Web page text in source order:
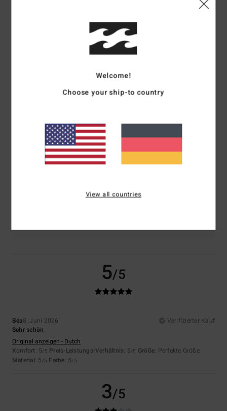
Durchschnittliche Bewertung
4.0/5
0% unserer Kunden empfehlen dieses Produkt
5.0
Größe
Material
5/5
Bea8. Juni 2026
Verifizierter Kauf
Sehr schön
Original anzeigen - Dutch
Komfort: 5/5 Preis-Leistungs-Verhältnis: 5/5 Größe: Perfekte Größe
Material: 5 /5 Farbe: 5/5
3/5
Welcome!
Choose your ship-to country
View all countries